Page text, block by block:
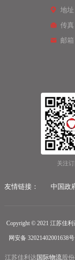
地
传真
邮
关注
友情链接： 中国政
无锡海
无锡航
中越物
Copyright © 2021 江苏佳
网安备 32021402001638号
江苏佳利达 国际物流股